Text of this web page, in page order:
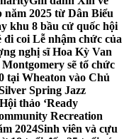
2025 từ Dân Biểu
khu 8 bầu cử quốc hội
coi Lễ nhậm chức của
nghị sĩ Hoa Kỳ Van
sẽ tổ chức
tại Wheaton vào Chủ
Spring Jazz
thảo ‘Ready
Recreation
2024Sinh viên và cựu